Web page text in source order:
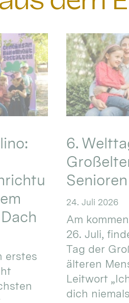
erstes
6.
Senioren
24. Juli 2026
Am
26. Juli,
Tag der
älteren
Leitwort
dich